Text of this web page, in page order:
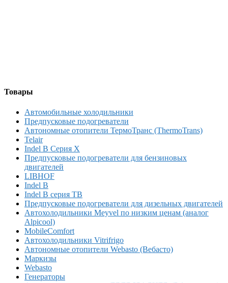
Товары
Автомобильные холодильники
Предпусковые подогреватели
Автономные отопители ТермоТранс (ThermoTrans)
Telair
Indel B Серия X
Предпусковые подогреватели для бензиновых
двигателей
LIBHOF
Indel B
Indel B серия TB
Предпусковые подогреватели для дизельных двигателей
Автохолодильники Meyvel по низким ценам (аналог
Alpicool)
MobileComfort
Автохолодильники Vitrifrigo
Автономные отопители Webasto (Вебасто)
Маркизы
Webasto
Генераторы